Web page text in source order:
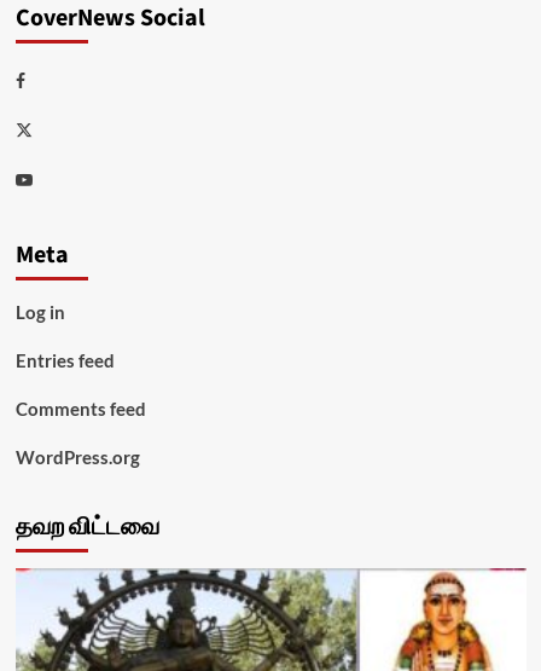
CoverNews Social
Facebook
Twitter
Youtube
Meta
Log in
Entries feed
Comments feed
WordPress.org
தவற விட்டவை